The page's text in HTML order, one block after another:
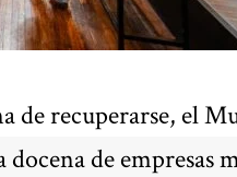
de recuperarse, el
docena de empresas